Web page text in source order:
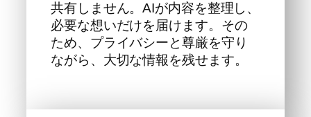
共有しません。AIが内容を整理し、
必要な想いだけを届けます。その
ため、プライバシーと尊厳を守り
ながら、大切な情報を残せます。